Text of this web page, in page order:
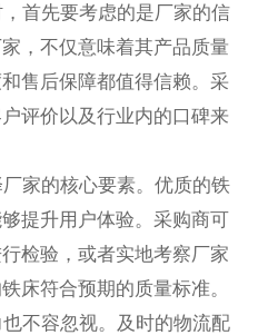
首先要考虑的是厂家的信
，不仅意味着其产品质量
售后保障都值得信赖。采
评价以及行业内的口碑来
家的核心要素。优质的铁
提升用户体验。采购商可
检验，或者实地考察厂家
床符合预期的质量标准。
不容忽视。及时的物流配